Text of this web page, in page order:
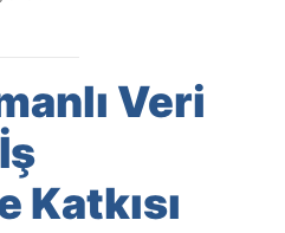
Veri
Katkısı